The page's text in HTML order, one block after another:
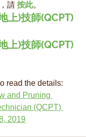
請 按此。
上)技師(QCPT)
上)技師(QCPT)
read the details:
and Pruning
(QCPT)
2019